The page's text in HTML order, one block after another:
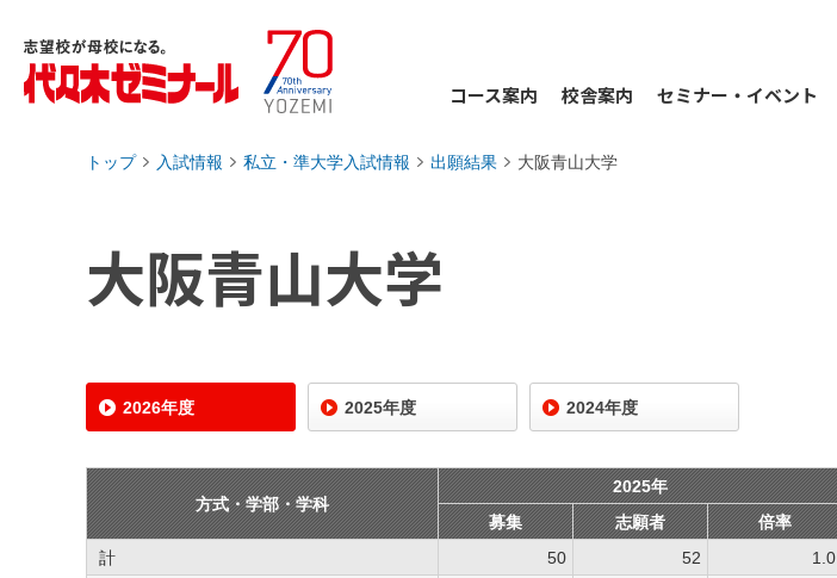
コース案内 校舎案内 セミナー・イベント
トップ 入試情報 私立・準大学入試情報 出願結果 大阪青山大学
大阪青山大学
2026年度 2025年度 2024年度
方式・学部・学科
2025年
募集
志願者 倍率
計
50 52 1.0